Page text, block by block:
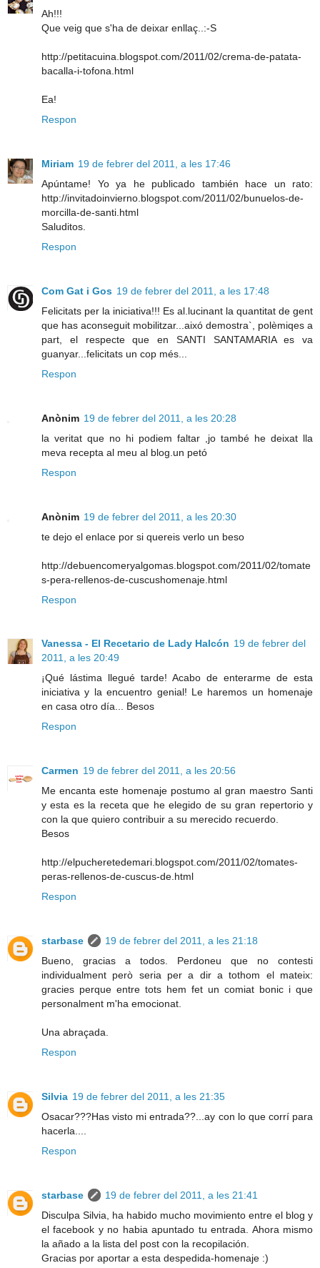
Ah!!!
Que veig que s'ha de deixar enllaç..:-S
http://petitacuina.blogspot.com/2011/02/crema-de-patata-
bacalla-i-tofona.html
Ea!
Respon
Miriam 19 de febrer del 2011, a les 17:46
Apúntame! Yo ya he publicado también hace un rato:
http://invitadoinvierno.blogspot.com/2011/02/bunuelos-de-
morcilla-de-santi.html
Saluditos.
Respon
Com Gat i Gos 19 de febrer del 2011, a les 17:48
Felicitats per la iniciativa!!! Es al.lucinant la quantitat de gent
que has aconseguit mobilitzar...aixó demostra`, polèmiqes a
part, el respecte que en SANTI SANTAMARIA es va
guanyar...felicitats un cop més...
Respon
Anònim 19 de febrer del 2011, a les 20:28
la veritat que no hi podiem faltar ,jo també he deixat lla
meva recepta al meu al blog.un petó
Respon
Anònim 19 de febrer del 2011, a les 20:30
te dejo el enlace por si quereis verlo un beso
http://debuencomeryalgomas.blogspot.com/2011/02/tomate
s-pera-rellenos-de-cuscushomenaje.html
Respon
Vanessa - El Recetario de Lady Halcón 19 de febrer del
2011, a les 20:49
¡Qué lástima llegué tarde! Acabo de enterarme de esta
iniciativa y la encuentro genial! Le haremos un homenaje
en casa otro día... Besos
Respon
Carmen 19 de febrer del 2011, a les 20:56
Me encanta este homenaje postumo al gran maestro Santi
y esta es la receta que he elegido de su gran repertorio y
con la que quiero contribuir a su merecido recuerdo.
Besos
http://elpucheretedemari.blogspot.com/2011/02/tomates-
peras-rellenos-de-cuscus-de.html
Respon
starbase
19 de febrer del 2011, a les 21:18
Bueno, gracias a todos. Perdoneu que no contesti
individualment però seria per a dir a tothom el mateix:
gracies perque entre tots hem fet un comiat bonic i que
personalment m'ha emocionat.
Una abraçada.
Respon
Silvia 19 de febrer del 2011, a les 21:35
Osacar???Has visto mi entrada??...ay con lo que corrí para
hacerla....
Respon
starbase
19 de febrer del 2011, a les 21:41
Disculpa Silvia, ha habido mucho movimiento entre el blog y
el facebook y no habia apuntado tu entrada. Ahora mismo
la añado a la lista del post con la recopilación.
Gracias por aportar a esta despedida-homenaje :)